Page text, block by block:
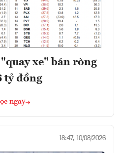
xe" bán ròng
tỷ đồng
ngay
18:47, 10/08/2026